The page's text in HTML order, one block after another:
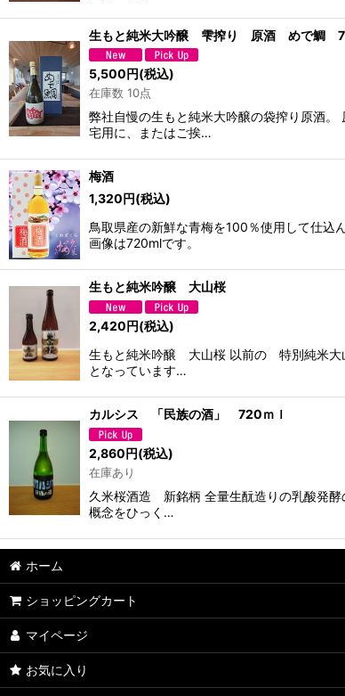
生もと純米大吟醸 雫搾り 原酒 めで鯛
5,500円(税込)
在庫数 10点
弊社自慢の生もと純米大吟醸の袋搾り原酒
宅用に、またはご挨…
梅酒
1,320円(税込)
鳥取県産の新鮮な青梅を100％使用して仕込
画像は720mlです。
生もと純米吟醸 大山桜
2,420円(税込)
生もと純米吟醸 大山桜 以前の 特別純米大
となっています…
カルシス 「民族の酒」 720ｍｌ
2,860円(税込)
在庫あり
久米桜酒造 新銘柄 全量生酛造りの乳酸発
概念をひっく…
ホーム
ショッピングカート
マイページ
お気に入り